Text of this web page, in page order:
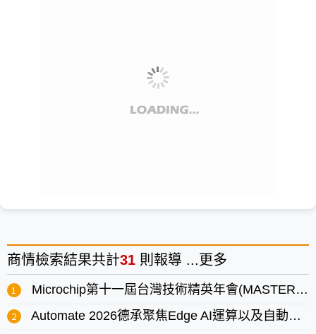
商情檢索結果共計31 則報導 ... 更多
Microchip第十一屆台灣技術精英年會(MASTERs)即日起開放報名
Automate 2026德承聚焦Edge AI運算以及自動化解決方案